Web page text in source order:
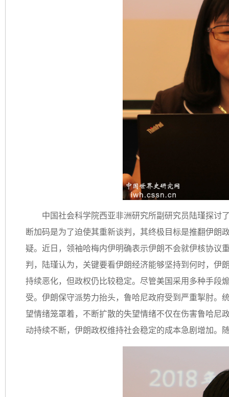
中国社会科学院西亚非洲研究所副研究员陆瑾探讨
断加码是为了迫使其重新谈判，其终极目标是推翻伊朗
疑。近日，领袖哈梅内伊明确表示伊朗不会就伊核协议
判，陆瑾认为，关键要看伊朗经济能够坚持到何时，伊
持续恶化，但政权仍比较稳定。尽管美国采用多种手段
受。伊朗保守派势力抬头，鲁哈尼政府受到严重掣肘。
望情绪笼罩着，不断扩散的失望情绪不仅在伤害鲁哈尼
动持续不断，伊朗政权维持社会稳定的成本急剧增加。